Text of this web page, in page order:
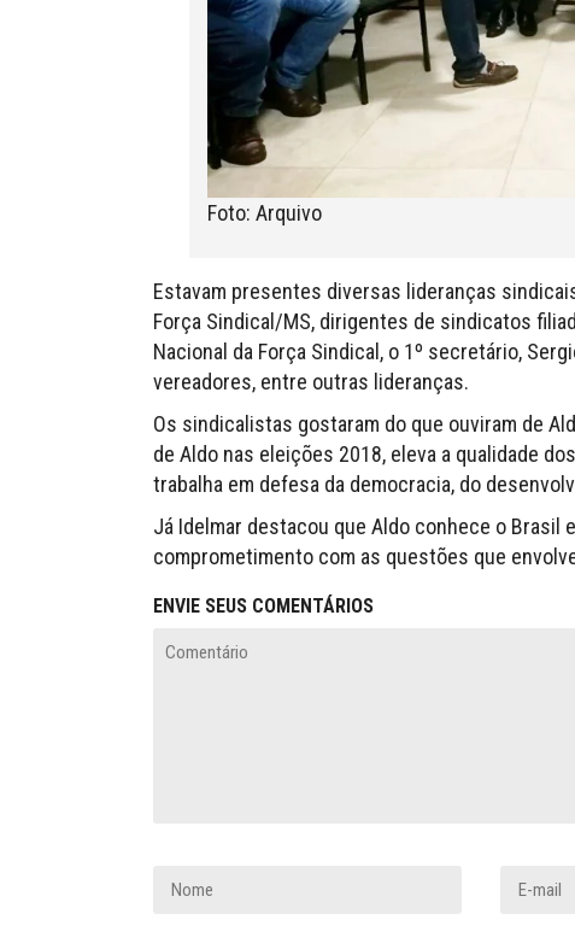
Foto: Arquivo
Estavam presentes diversas lideranças
Força Sindical/MS, dirigentes de sindicatos
Nacional da Força Sindical, o 1º secretário,
vereadores, entre outras lideranças.
Os sindicalistas gostaram do que ouviram de
de Aldo nas eleições 2018, eleva a qualidade
trabalha em defesa da democracia, do
Já Idelmar destacou que Aldo conhece o Brasil
comprometimento com as questões que
ENVIE SEUS COMENTÁRIOS